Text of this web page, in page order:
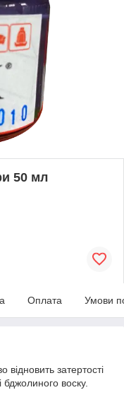
50 мл
Оплата Умови
затертості
бджолиного воску.